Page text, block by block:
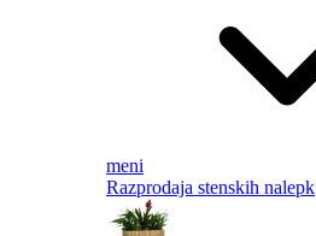
meni
Razprodaja stenskih nalepk